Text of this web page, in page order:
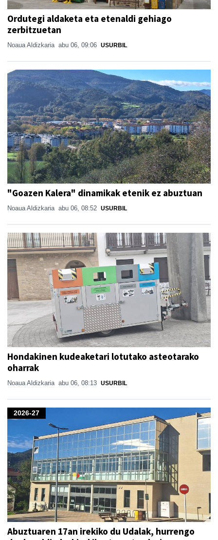
Ordutegi aldaketa eta etenaldi gehiago
zerbitzuetan
Noaua Aldizkaria abu 06, 09:06 USURBIL
"Goazen Kalera" dinamikak etenik ez abuztuan
Noaua Aldizkaria abu 06, 08:52 USURBIL
Hondakinen kudeaketari lotutako asteotarako
oharrak
Noaua Aldizkaria abu 06, 08:13 USURBIL
2026-27
Abuztuaren 17an irekiko du Udalak, hurrengo